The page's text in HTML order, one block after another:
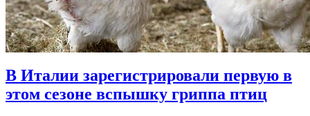
В Италии зарегистрировали первую в
этом сезоне вспышку гриппа птиц